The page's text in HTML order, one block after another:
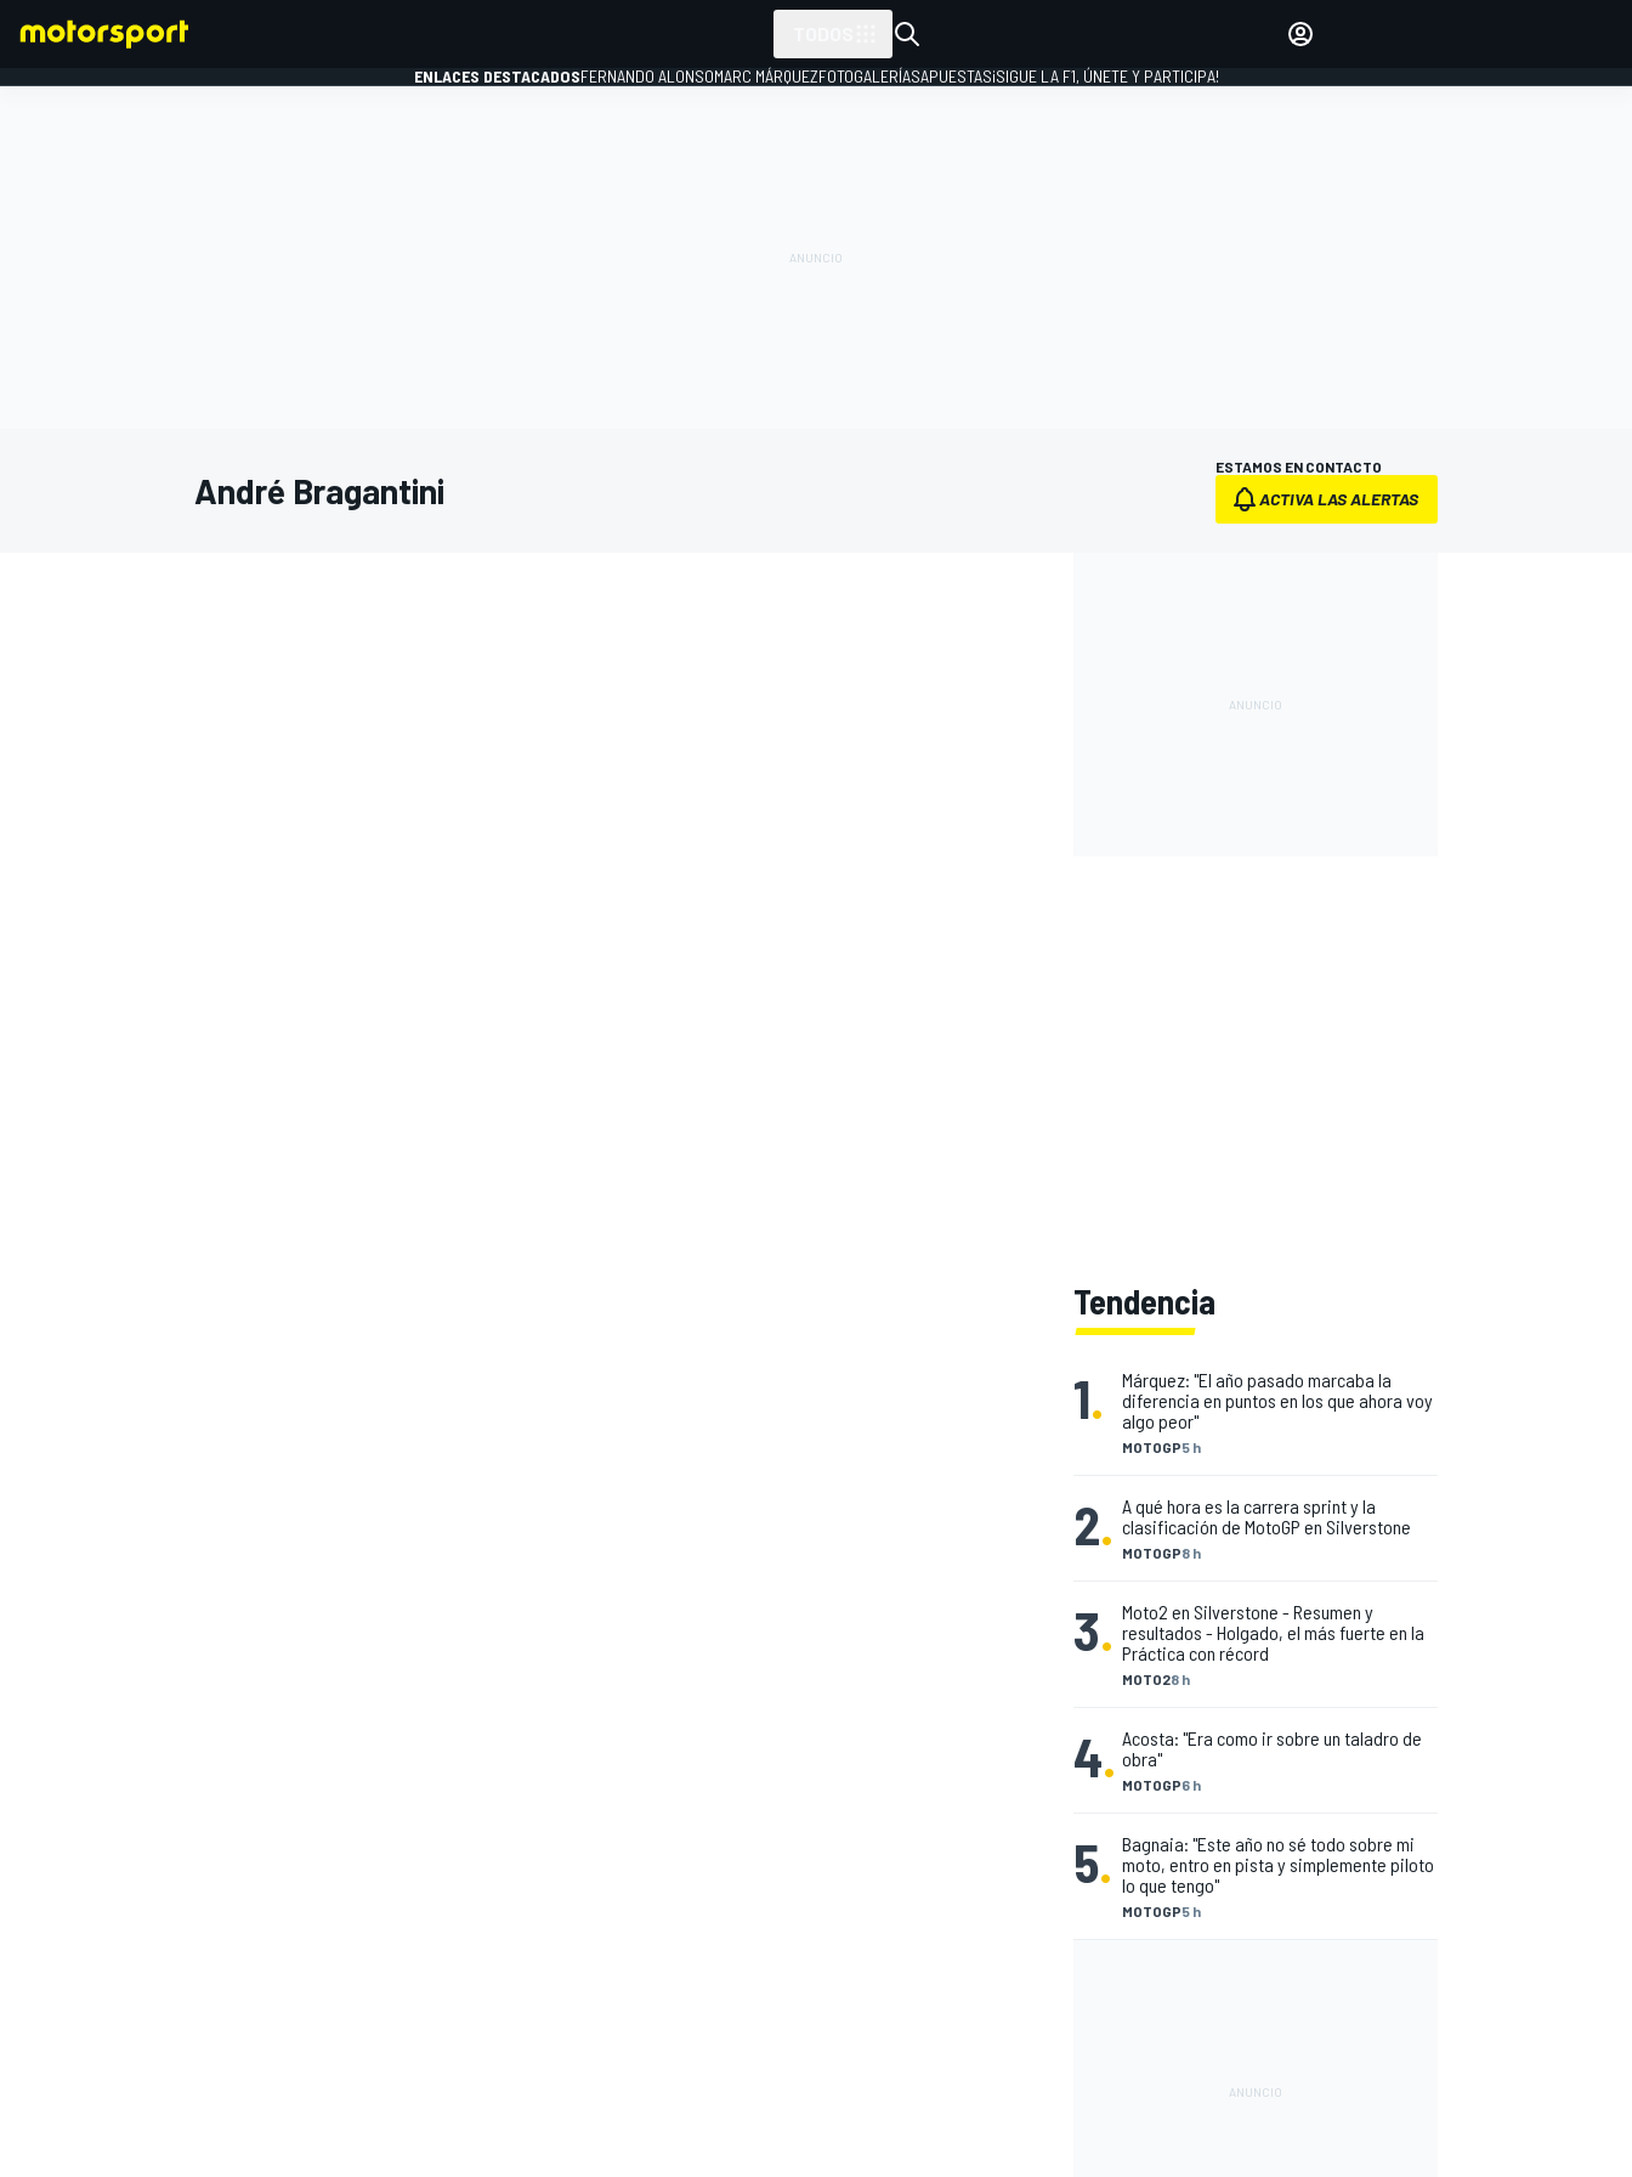
ENLACES DESTACADOSFERNANDO ALONSOMARC MÁRQUEZFOTOGALERÍASAPUESTAS¡SIGUE LA F1, ÚNETE Y PARTICIPA!
André Bragantini
ESTAMOS EN CONTACTO
ACTIVA LAS ALERTAS
Tendencia
1.
MOTOGP5 h
Márquez: "El año pasado marcaba la
diferencia en puntos en los que ahora voy
algo peor"
2. MOTOGP8 h
A qué hora es la carrera sprint y la
clasificación de MotoGP en Silverstone
3.
MOTO28 h
Moto2 en Silverstone - Resumen y
resultados - Holgado, el más fuerte en la
Práctica con récord
4. MOTOGP6 h
Acosta: "Era como ir sobre un taladro de
obra"
5.
MOTOGP5 h
Bagnaia: "Este año no sé todo sobre mi
moto, entro en pista y simplemente piloto
lo que tengo"